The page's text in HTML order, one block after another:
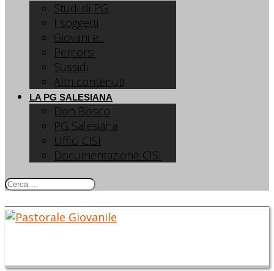
Studi di PG
I soggetti
Giovani e...
Percorsi
Sussidi
Altri contenuti
LA PG SALESIANA
Don Bosco
PG Salesiana
Uffici CISI
Documentazione CISI